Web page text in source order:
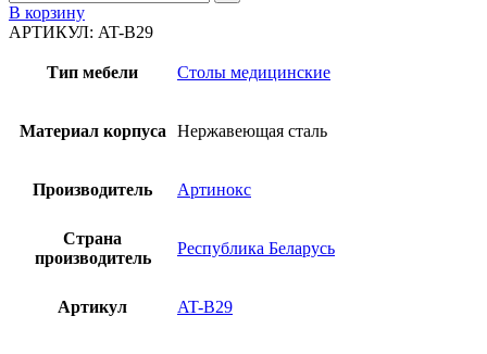
В корзину
АРТИКУЛ: AT-B29
Тип мебели Столы медицинские
Материал корпуса Нержавеющая сталь
Производитель Артинокс
Страна
производитель
Республика Беларусь
Артикул AT-B29